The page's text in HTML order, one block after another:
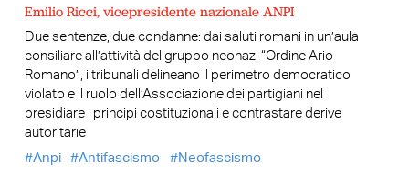
Emilio Ricci, vicepresidente nazionale ANPI
Due sentenze, due condanne: dai saluti romani in un’aula
consiliare all’attività del gruppo neonazi “Ordine Ario
Romano”, i tribunali delineano il perimetro democratico
violato e il ruolo dell’Associazione dei partigiani nel
presidiare i principi costituzionali e contrastare derive
autoritarie
Anpi
Antifascismo Neofascismo